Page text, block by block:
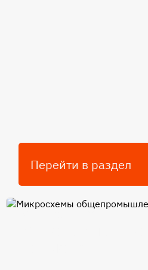
Перейти в раздел
Микросхемы